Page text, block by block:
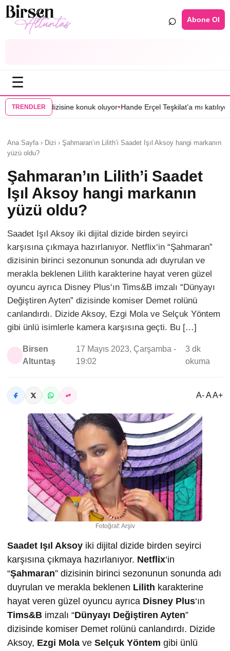
⌕ Abone Ol
☰
TRENDLER
konuk oluyor •Hande Erçel Teşkilat’a mı katılıyor?•Yeşilçam’ın
Ana Sayfa › Dizi › Şahmaran’ın Lilith’i Saadet Işıl Aksoy hangi markanın
yüzü oldu?
Şahmaran’ın Lilith’i Saadet
Işıl Aksoy hangi markanın
yüzü oldu?
Saadet Işıl Aksoy iki dijital dizide birden seyirci
karşısına çıkmaya hazırlanıyor. Netflix‘in “Şahmaran”
dizisinin birinci sezonunun sonunda adı duyrulan ve
merakla beklenen Lilith karakterine hayat veren güzel
oyuncu ayrıca Disney Plus‘ın Tims&B imzalı “Dünyayı
Değiştiren Ayten” dizisinde komiser Demet rolünü
canlandırdı. Dizide Aksoy, Ezgi Mola ve Selçuk Yöntem
gibi ünlü isimlerle kamera karşısına geçti. Bu […]
Birsen
Altuntaş
17 Mayıs 2023, Çarşamba -
19:02
3 dk
okuma
A- A A+
Fotoğraf: Arşiv
Saadet Işıl Aksoy iki dijital dizide birden seyirci
karşısına çıkmaya hazırlanıyor. Netflix‘in
“Şahmaran” dizisinin birinci sezonunun sonunda adı
duyrulan ve merakla beklenen Lilith karakterine
hayat veren güzel oyuncu ayrıca Disney Plus‘ın
Tims&B imzalı “Dünyayı Değiştiren Ayten”
dizisinde komiser Demet rolünü canlandırdı. Dizide
Aksoy, Ezgi Mola ve Selçuk Yöntem gibi ünlü